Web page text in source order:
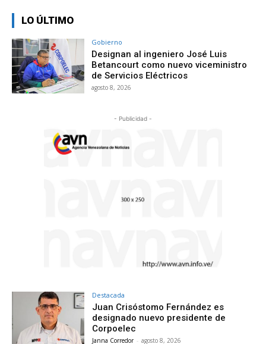
LO ÚLTIMO
Gobierno
Designan al ingeniero José Luis
Betancourt como nuevo viceministro
de Servicios Eléctricos
agosto 8, 2026
- Publicidad -
Destacada
Juan Crisóstomo Fernández es
designado nuevo presidente de
Corpoelec
Janna Corredor - agosto 8, 2026